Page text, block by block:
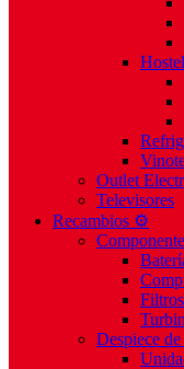
Outlet
Televisores
Recambios ⚙️
Filtros
Despiece